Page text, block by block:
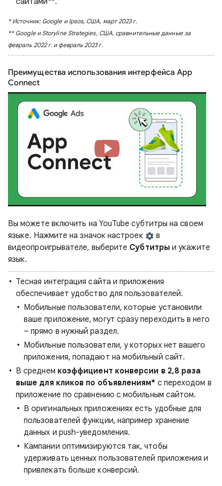
* Источник: Google и Ipsos, США, март 2023 г.
** Google и Storyline Strategies, США, сравнительные данные за
февраль 2022 г. и февраль 2023 г.
Преимущества использования интерфейса App
Connect
Вы можете включить на YouTube субтитры на своем
языке. Нажмите на значок настроек
в
видеопроигрывателе, выберите Субтитры и укажите
язык.
Тесная интеграция сайта и приложения
обеспечивает удобство для пользователей.
Мобильные пользователи, которые установили
ваше приложение, могут сразу переходить в него
– прямо в нужный раздел.
Мобильные пользователи, у которых нет вашего
приложения, попадают на мобильный сайт.
В среднем коэффициент конверсии в 2,8 раза
выше для кликов по объявлениям* с переходом в
приложение по сравнению с мобильным сайтом.
В оригинальных приложениях есть удобные для
пользователей функции, например хранение
данных и push-уведомления.
Кампании оптимизируются так, чтобы
удерживать ценных пользователей приложения и
привлекать больше конверсий.